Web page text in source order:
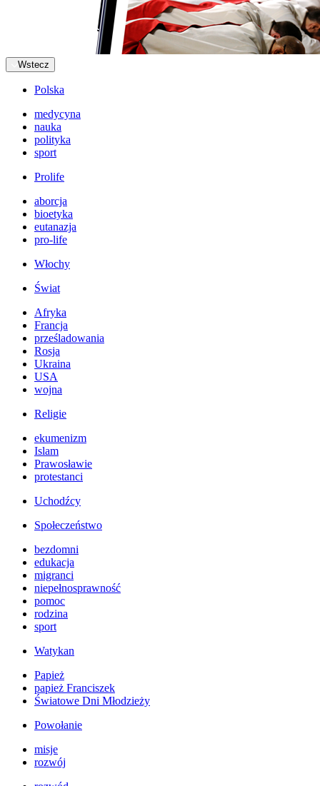
Wstecz
Polska
medycyna
nauka
polityka
sport
Prolife
aborcja
bioetyka
eutanazja
pro-life
Włochy
Świat
Afryka
Francja
prześladowania
Rosja
Ukraina
USA
wojna
Religie
ekumenizm
Islam
Prawosławie
protestanci
Uchodźcy
Społeczeństwo
bezdomni
edukacja
migranci
niepełnosprawność
pomoc
rodzina
sport
Watykan
Papież
papież Franciszek
Światowe Dni Młodzieży
Powołanie
misje
rozwój